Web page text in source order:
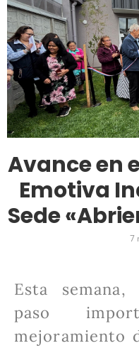
Avance en
Emotiva
Sede
7
Esta
paso
mejoramiento